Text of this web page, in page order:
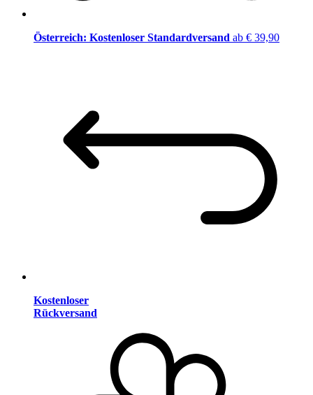
Österreich: Kostenloser Standardversand ab € 39,90
Kostenloser
Rückversand